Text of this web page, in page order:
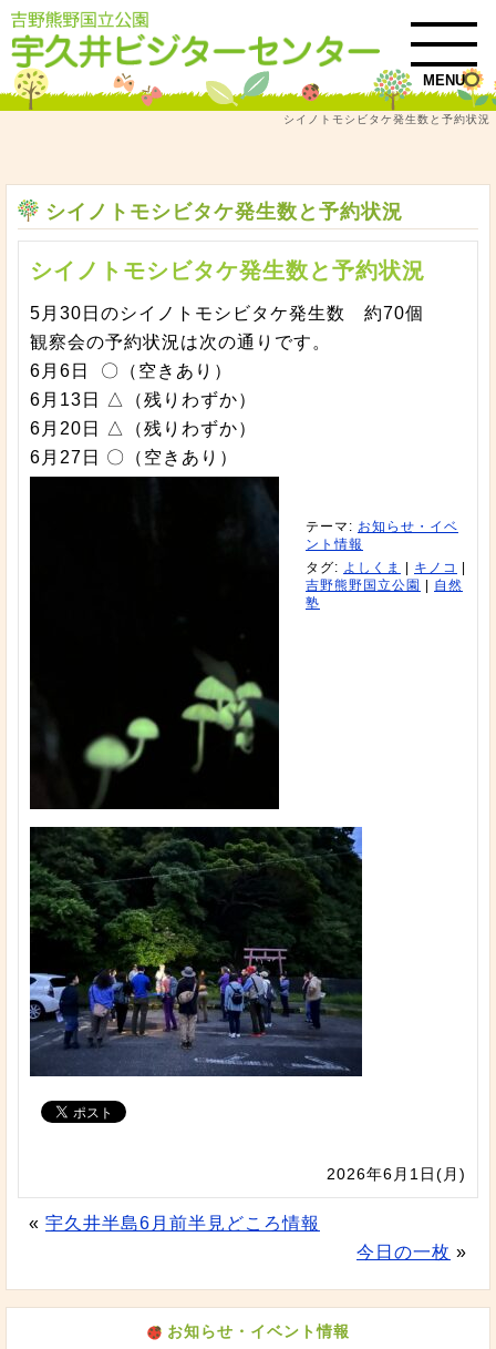
MENU
シイノトモシビタケ発生数と予約状況
シイノトモシビタケ発生数と予約状況
シイノトモシビタケ発生数と予約状況
5月30日のシイノトモシビタケ発生数 約70個
観察会の予約状況は次の通りです。
6月6日 〇（空きあり）
6月13日 △（残りわずか）
6月20日 △（残りわずか）
6月27日 〇（空きあり）
テーマ: お知らせ・イベ
ント情報
タグ: よしくま キノコ
吉野熊野国立公園
自然
塾
2026年6月1日(月)
« 宇久井半島6月前半見どころ情報
今日の一枚 »
お知らせ・イベント情報